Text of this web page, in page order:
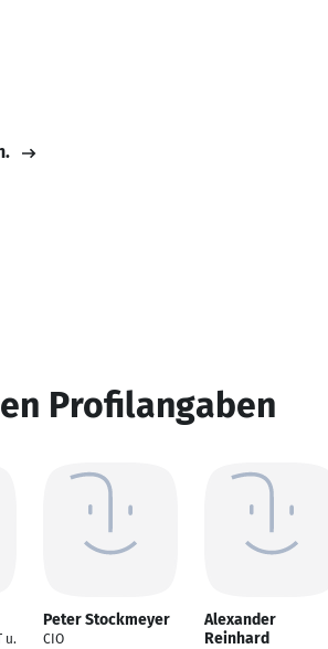
Profilangaben
u.
Peter Stockmeyer
CIO
Alexander
Reinhard